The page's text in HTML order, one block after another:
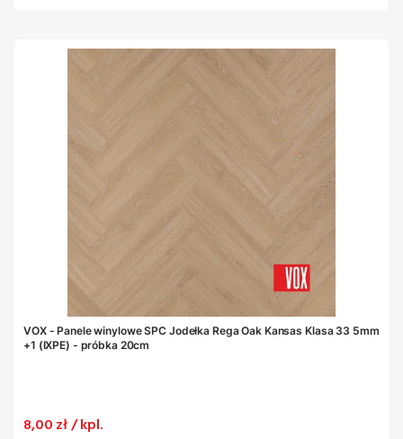
VOX - Panele winylowe SPC Jodełka Rega Oak Kansas Klasa 33 5mm
+1 (IXPE) - próbka 20cm
Cena
8,00 zł / kpl.